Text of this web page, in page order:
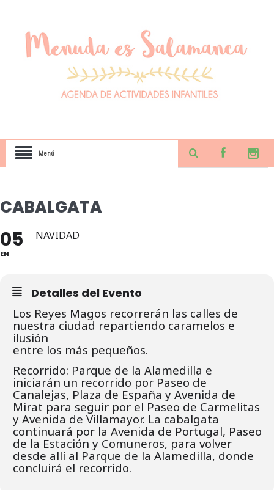
Menú
CABALGATA
05
EN
NAVIDAD
Detalles del Evento
Los Reyes Magos recorrerán las calles de
nuestra ciudad repartiendo caramelos e
ilusión
entre los más pequeños.
Recorrido: Parque de la Alamedilla e
iniciarán un recorrido por Paseo de
Canalejas, Plaza de España y Avenida de
Mirat para seguir por el Paseo de Carmelitas
y Avenida de Villamayor. La cabalgata
continuará por la Avenida de Portugal, Paseo
de la Estación y Comuneros, para volver
desde allí al Parque de la Alamedilla, donde
concluirá el recorrido.